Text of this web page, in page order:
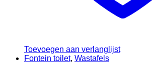
Toevoegen aan verlanglijst
Fontein toilet, Wastafels